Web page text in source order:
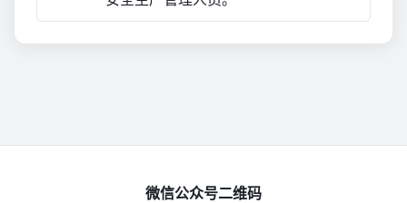
微信公众号二维码